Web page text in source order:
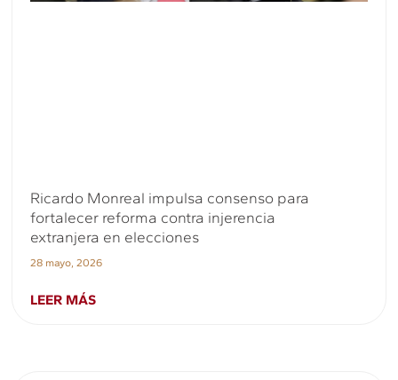
Ricardo Monreal impulsa consenso para
fortalecer reforma contra injerencia
extranjera en elecciones
28 mayo, 2026
LEER MÁS